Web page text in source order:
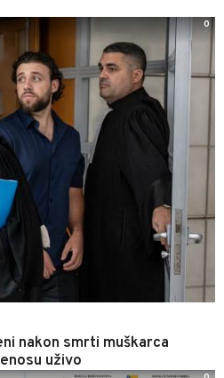
nakon smrti muškarca
uživo
0